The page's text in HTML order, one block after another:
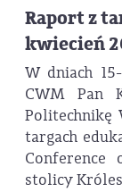
Raport z
kwiecień
W dniach
CWM Pan
Politechnikę
targach
Conference
stolicy